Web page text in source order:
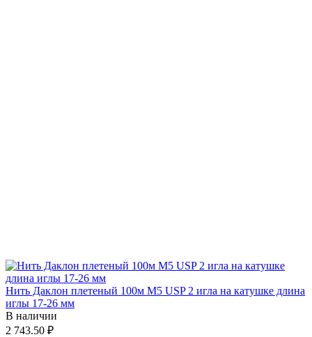
Нить Даклон плетеный 100м М5 USP 2 игла на катушке длина
иглы 17-26 мм
В наличии
2 743.50 ₽